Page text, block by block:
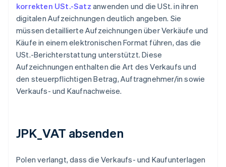
korrekten USt.-Satz anwenden und die USt. in ihren
digitalen Aufzeichnungen deutlich angeben. Sie
müssen detaillierte Aufzeichnungen über Verkäufe und
Käufe in einem elektronischen Format führen, das die
USt.-Berichterstattung unterstützt. Diese
Aufzeichnungen enthalten die Art des Verkaufs und
den steuerpflichtigen Betrag, Auftragnehmer/in sowie
Verkaufs- und Kaufnachweise.
JPK_VAT absenden
Polen verlangt, dass die Verkaufs- und Kaufunterlagen